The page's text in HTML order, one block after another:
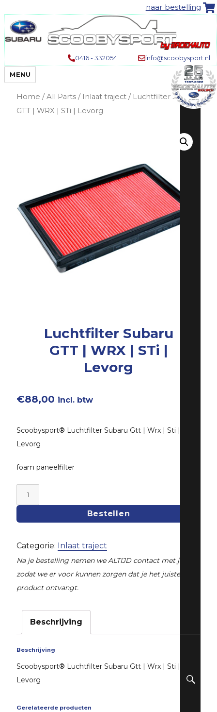
naar bestelling
0416 - 332054 info@scoobysport.nl
MENU
Home /All Parts / Inlaat traject / Luchtfilter Subaru
GTT | WRX | STi | Levorg
Luchtfilter Subaru
GTT | WRX | STi |
Levorg
€88,00 incl. btw
Scoobysport® Luchtfilter Subaru Gtt | Wrx | Sti |
Levorg
foam paneelfilter
Luchtfilter
Subaru
GTT
STi
aantal
Bestellen
Categorie: Inlaat traject
Na je bestelling nemen we ALTIJD contact met je op,
zodat we er voor kunnen zorgen dat je het juiste
product ontvangt.
Beschrijving
Beschrijving
Scoobysport® Luchtfilter Subaru Gtt | Wrx | Sti |
Levorg
Gerelateerde producten